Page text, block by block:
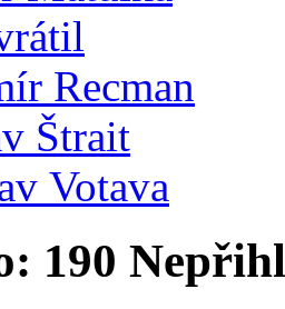
Recman
Štrait
Votava
190